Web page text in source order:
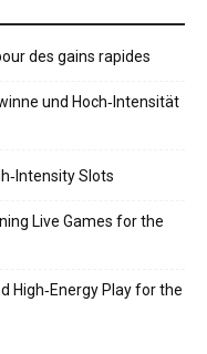
des gains rapides
und Hoch‑Intensität
Slots
Live Games for the
High‑Energy Play for the